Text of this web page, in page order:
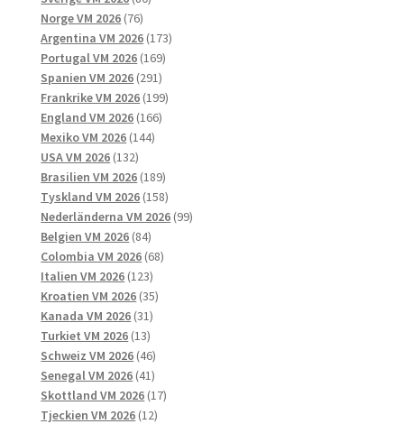
Norge VM 2026 7676
produkter
Argentina VM 2026 173173
Portugal VM 2026 169169
Spanien VM 2026 291291
produkter
Frankrike VM 2026 199199
England VM 2026 166166
Mexiko VM 2026 144144
USA VM 2026 132132
produkter
Brasilien VM 2026 189189
produkter
Tyskland VM 2026 158158
produkter
Nederländerna VM 2026 9999
Belgien VM 2026 8484
produkter
Colombia VM 2026 6868
Italien VM 2026 123123
produkter
Kroatien VM 2026 3535
Kanada VM 2026 3131
produkter
Turkiet VM 2026 1313
produkter
Schweiz VM 2026 4646
produkter
Senegal VM 2026 4141
produkter
Skottland VM 2026 1717
Tjeckien VM 2026 1212